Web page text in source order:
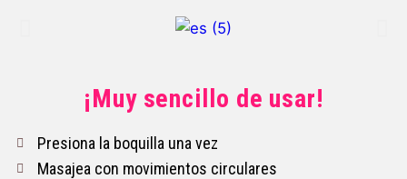
¡Muy sencillo de usar!
Presiona la boquilla una vez
Masajea con movimientos circulares